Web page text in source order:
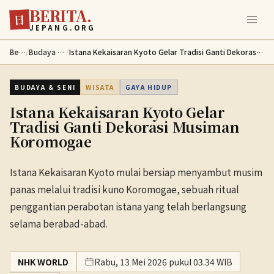
Lewati ke konten utama
日 BERITA.
JEPANG.ORG
Berita/ Budaya & Seni / Istana Kekaisaran Kyoto Gelar Tradisi Ganti Dekorasi Musiman Koromogae
BUDAYA & SENI WISATA GAYA HIDUP
Istana Kekaisaran Kyoto Gelar
Tradisi Ganti Dekorasi Musiman
Koromogae
Istana Kekaisaran Kyoto mulai bersiap menyambut musim
panas melalui tradisi kuno Koromogae, sebuah ritual
penggantian perabotan istana yang telah berlangsung
selama berabad-abad.
NHK WORLD
Rabu, 13 Mei 2026 pukul 03.34 WIB